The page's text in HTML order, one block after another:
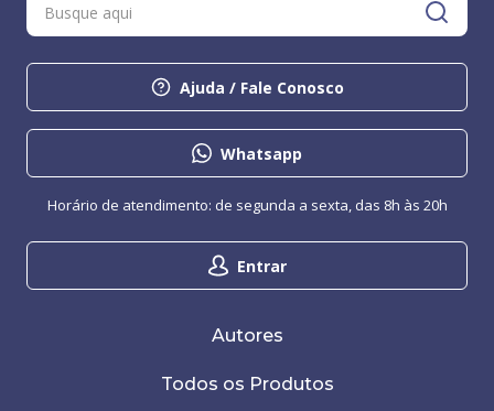
Ajuda / Fale Conosco
Whatsapp
Entrar
Horário de atendimento: de segunda a sexta, das 8h às 20h
Autores
Todos os Produtos